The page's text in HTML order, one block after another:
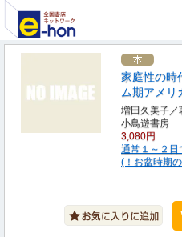
家庭性の
ム期アメリ
増田久美子／
小鳥遊書房
3,080円
通常１～２日
(！お盆時期